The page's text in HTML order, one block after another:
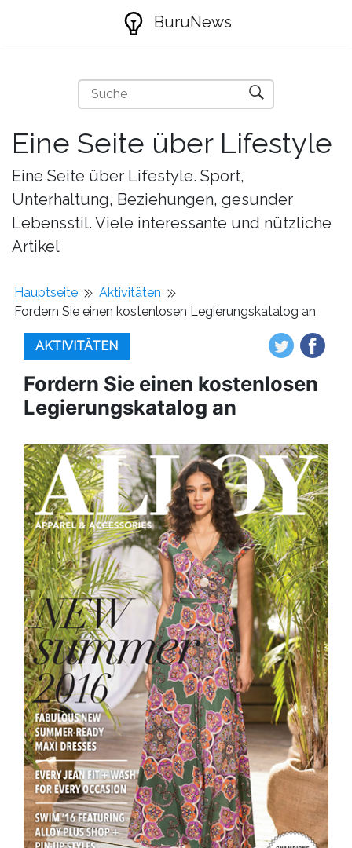
BuruNews
Eine Seite über Lifestyle
Eine Seite über Lifestyle. Sport,
Unterhaltung, Beziehungen, gesunder
Lebensstil. Viele interessante und nützliche
Artikel
Hauptseite
Aktivitäten
Fordern Sie einen kostenlosen Legierungskatalog an
AKTIVITÄTEN
Fordern Sie einen kostenlosen
Legierungskatalog an